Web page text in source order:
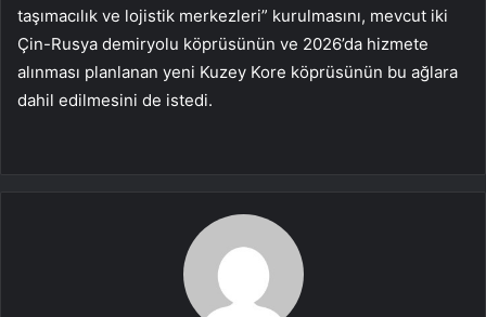
taşımacılık ve lojistik merkezleri” kurulmasını, mevcut iki
Çin-Rusya demiryolu köprüsünün ve 2026’da hizmete
alınması planlanan yeni Kuzey Kore köprüsünün bu ağlara
dahil edilmesini de istedi.